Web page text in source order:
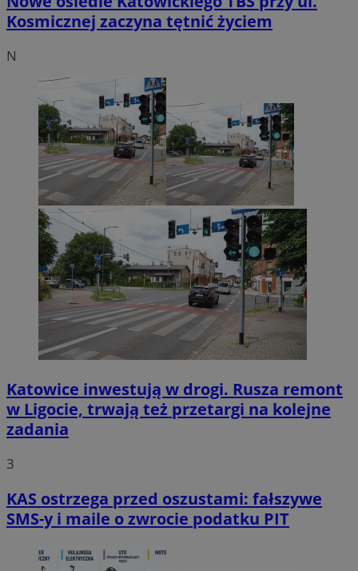
Kosmicznej zaczyna tętnić życiem
N
Katowice inwestują w drogi. Rusza remont
w Ligocie, trwają też przetargi na kolejne
zadania
3
KAS ostrzega przed oszustami: fałszywe
SMS-y i maile o zwrocie podatku PIT